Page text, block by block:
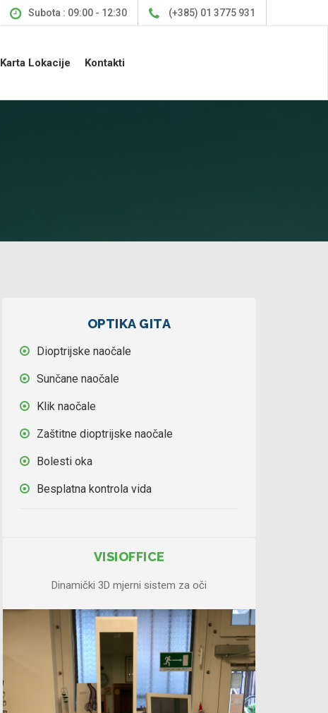
Subota : 09:00 - 12:30 (+385) 01 3775 931
Karta Lokacije Kontakti
OPTIKA GITA
Dioptrijske naočale
Sunčane naočale
Klik naočale
Zaštitne dioptrijske naočale
Bolesti oka
Besplatna kontrola vida
VISIOFFICE
Dinamički 3D mjerni sistem za oči